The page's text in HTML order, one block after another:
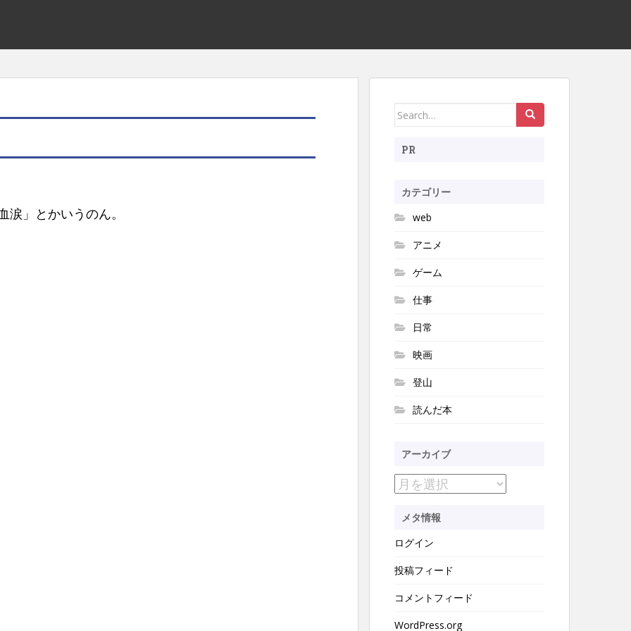
」とかいうのん。
Search
PR
カテゴリー
web
アニメ
ゲーム
仕事
日常
映画
登山
読んだ本
アーカイブ
ア
カ
イ
ブ
メタ情報
ログイン
投稿フィード
コメントフィード
WordPress.org